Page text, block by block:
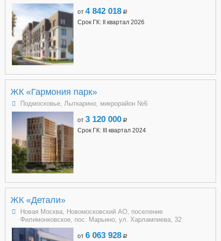
от 4 842 018 a
Срок ГК: II квартал 2026
ЖК «Гармония парк»
Подмосковье, Лыткарино, микрорайон №6
от 3 120 000 a
Срок ГК: III квартал 2024
ЖК «Детали»
Новая Москва, Новомосковский АО, поселение
Филимонковское, пос. Марьино, ул. Харлампиева, 32
от 6 063 928 a